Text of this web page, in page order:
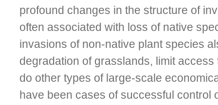
profound changes in the structure of
often associated with loss of native
invasions of non-native plant species
degradation of grasslands, limit access
do other types of large-scale
have been cases of successful control